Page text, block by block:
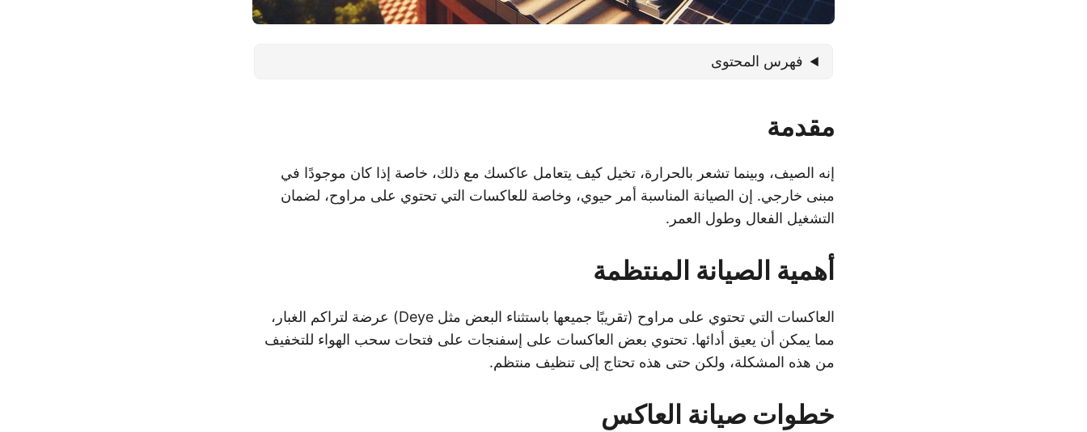
فهرس المحتوى
مقدمة
إنه الصيف، وبينما تشعر بالحرارة، تخيل كيف يتعامل عاكسك مع ذلك، خاصة إذا كان موجودًا في
مبنى خارجي. إن الصيانة المناسبة أمر حيوي، وخاصة للعاكسات التي تحتوي على مراوح، لضمان
التشغيل الفعال وطول العمر.
أهمية الصيانة المنتظمة
العاكسات التي تحتوي على مراوح (تقريبًا جميعها باستثناء البعض مثل Deye) عرضة لتراكم الغبار،
مما يمكن أن يعيق أدائها. تحتوي بعض العاكسات على إسفنجات على فتحات سحب الهواء للتخفيف
من هذه المشكلة، ولكن حتى هذه تحتاج إلى تنظيف منتظم.
خطوات صيانة العاكس